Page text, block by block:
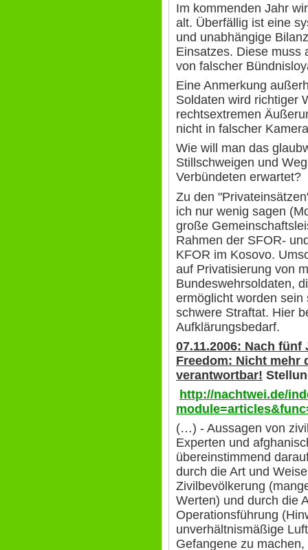
Im kommenden Jahr
alt. Überfällig ist eine
und unabhängige
Einsatzes. Diese muss
von falscher
Eine Anmerkung
Soldaten wird richtiger
rechtsextremen
nicht in falscher
Wie will man das
Stillschweigen und
Verbündeten erwartet?
Zu den
ich nur wenig sagen
große
Rahmen der SFOR-
KFOR im Kosovo.
auf Privatisierung von
Bundeswehrsoldaten,
ermöglicht worden
schwere Straftat. Hier
Aufklärungsbedarf.
07.11.2006: Nach
Freedom: Nicht mehr
verantwortbar!
http://nachtwei.de/
(…) - Aussagen von
Experten und
übereinstimmend
durch die Art und
Zivilbevölkerung
Werten) und durch die
Operationsführung
unverhältnismäßige
Gefangene zu